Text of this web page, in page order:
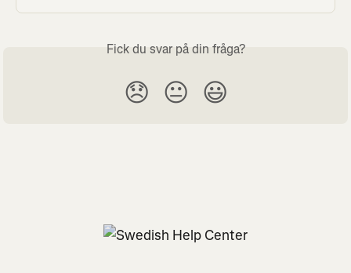
Fick du svar på din fråga?
😞 😐 😃